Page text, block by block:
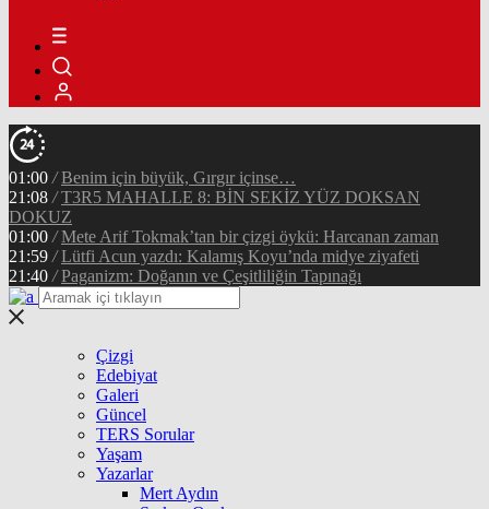
01:00 / Benim için büyük, Gırgır içinse…
21:08 / T3R5 MAHALLE 8: BİN SEKİZ YÜZ DOKSAN
DOKUZ
01:00 / Mete Arif Tokmak’tan bir çizgi öykü: Harcanan zaman
21:59 / Lütfi Acun yazdı: Kalamış Koyu’nda midye ziyafeti
21:40 / Paganizm: Doğanın ve Çeşitliliğin Tapınağı
Çizgi
Edebiyat
Galeri
Güncel
TERS Sorular
Yaşam
Yazarlar
Mert Aydın